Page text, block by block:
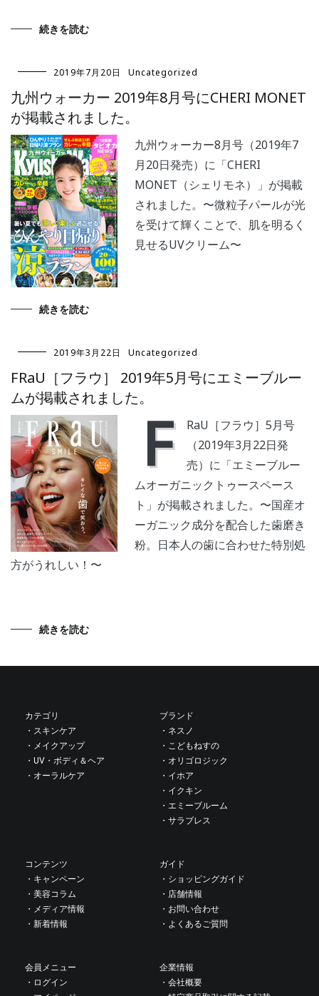
続きを読む
2019年7月20日 Uncategorized
九州ウォーカー 2019年8月号にCHERI MONET
が掲載されました。
九州ウォーカー8月号（2019年7
月20日発売）に「CHERI
MONET（シェリモネ）」が掲載
されました。〜微粒子パールが光
を受けて輝くことで、肌を明るく
見せるUVクリーム〜
続きを読む
2019年3月22日 Uncategorized
FRaU［フラウ］ 2019年5月号にエミーブルー
ムが掲載されました。
F
RaU［フラウ］5月号
（2019年3月22日発
売）に「エミーブルー
ムオーガニックトゥースペース
ト」が掲載されました。〜国産オ
ーガニック成分を配合した歯磨き
粉。日本人の歯に合わせた特別処
方がうれしい！〜
続きを読む
カテゴリ
・スキンケア
・メイクアップ
・UV・ボディ＆ヘア
・オーラルケア
ブランド
・ネスノ
・こどもねすの
・オリゴロジック
・イホア
・イクキン
・エミーブルーム
・サラブレス
コンテンツ
・キャンペーン
・美容コラム
・メディア情報
・新着情報
ガイド
・ショッピングガイド
・店舗情報
・お問い合わせ
・よくあるご質問
会員メニュー
・ログイン
企業情報
・会社概要